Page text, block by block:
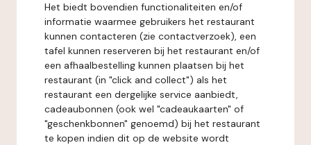
Het biedt bovendien functionaliteiten en/of
informatie waarmee gebruikers het restaurant
kunnen contacteren (zie contactverzoek), een
tafel kunnen reserveren bij het restaurant en/of
een afhaalbestelling kunnen plaatsen bij het
restaurant (in "click and collect") als het
restaurant een dergelijke service aanbiedt,
cadeaubonnen (ook wel "cadeaukaarten" of
"geschenkbonnen" genoemd) bij het restaurant
te kopen indien dit op de website wordt